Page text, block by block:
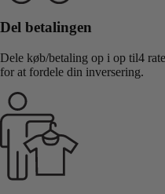
Del betalingen
Dele køb/betaling op i op til4
for at fordele din inversering.